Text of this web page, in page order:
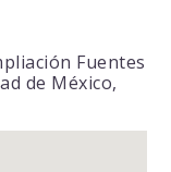
Fuentes
de México,